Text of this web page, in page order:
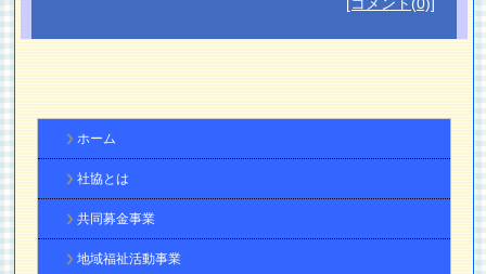
ホーム
社協とは
共同募金事業
地域福祉活動事業